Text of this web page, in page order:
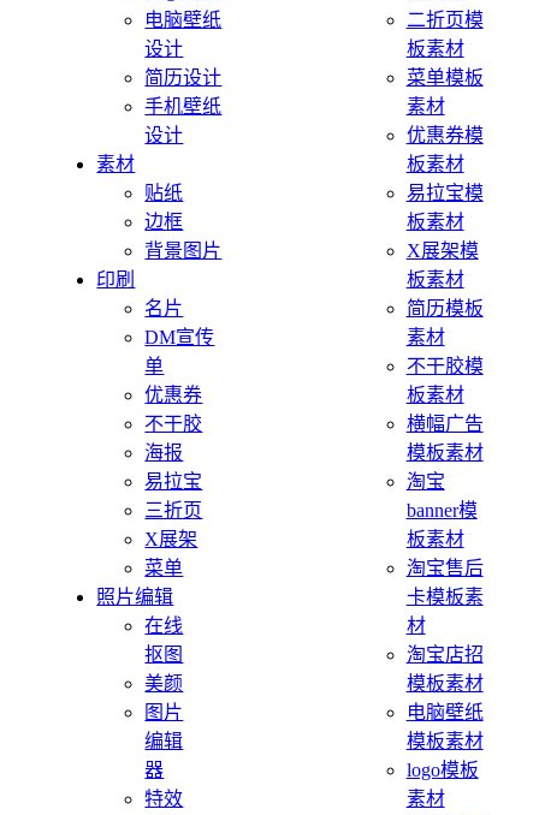
电脑壁纸
设计
简历设计
手机壁纸
设计
素材
贴纸
边框
背景图片
印刷
名片
DM宣传
单
优惠券
不干胶
海报
易拉宝
三折页
X展架
菜单
照片编辑
在线
抠图
美颜
图片
编辑
器
特效
二折页模
板素材
菜单模板
素材
优惠券模
板素材
易拉宝模
板素材
X展架模
板素材
简历模板
素材
不干胶模
板素材
横幅广告
模板素材
淘宝
banner模
板素材
淘宝售后
卡模板素
材
淘宝店招
模板素材
电脑壁纸
模板素材
logo模板
素材